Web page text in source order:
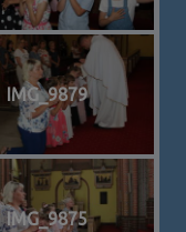
IMG_9879
IMG_9875